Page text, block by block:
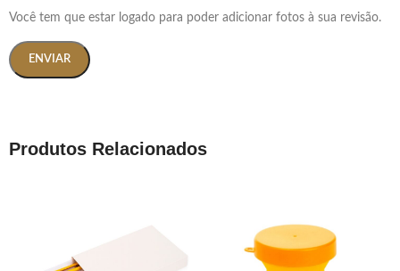
Você tem que estar logado para poder adicionar fotos à sua revisão.
Produtos Relacionados